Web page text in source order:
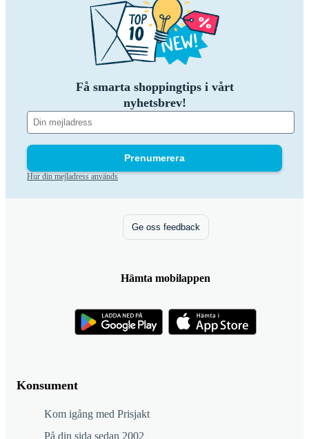
Få smarta shoppingtips i vårt
nyhetsbrev!
Prenumerera
Hur din mejladress används
Konsument
Kom igång med Prisjakt
På din sida sedan 2002
Ge oss feedback
Hämta mobilappen